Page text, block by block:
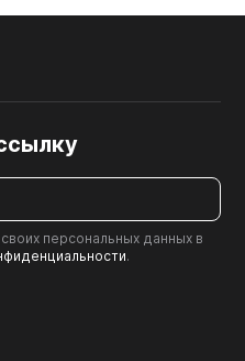
персональных данных в
.